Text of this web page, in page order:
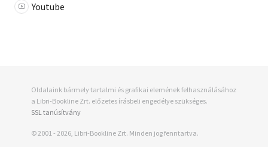
Youtube
Oldalaink bármely tartalmi és grafikai elemének felhasználásához
a Libri-Bookline Zrt. előzetes írásbeli engedélye szükséges.
SSL tanúsítvány
© 2001 - 2026, Libri-Bookline Zrt. Minden jog fenntartva.